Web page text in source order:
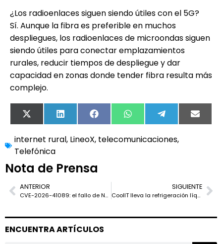
¿Los radioenlaces siguen siendo útiles con el 5G?
Sí. Aunque la fibra es preferible en muchos
despliegues, los radioenlaces de microondas siguen
siendo útiles para conectar emplazamientos
rurales, reducir tiempos de despliegue y dar
capacidad en zonas donde tender fibra resulta más
complejo.
X
(Twitter)
LinkedIn FacebookWhatsApp TelegramEmail
internet rural, LineoX, telecomunicaciones,
Telefónica
Nota de Prensa
ANTERIOR
CVE-2026-41089: el fallo de Netlogon que pone en alerta a los dominios Windows
SIGUIENTE
CoolIT lleva la refrigeración líquida de IA a 15 kW por chip
ENCUENTRA ARTÍCULOS